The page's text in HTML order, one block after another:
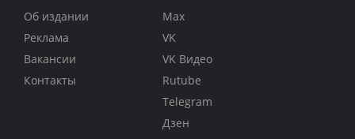
Об издании
Реклама
Вакансии
Контакты
Max
VK
VK Видео
Rutube
Telegram
Дзен